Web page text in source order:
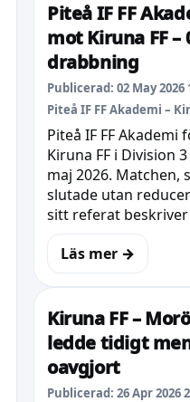
Piteå IF FF
mot Kiruna FF –
drabbning
Publicerad: 02 May 2026
Piteå IF FF Akademi –
Piteå IF FF
Kiruna FF i Division
maj 2026. Matchen,
slutade utan
sitt referat
Läs mer →
Kiruna FF –
ledde tidigt
oavgjort
Publicerad: 26 Apr 2026